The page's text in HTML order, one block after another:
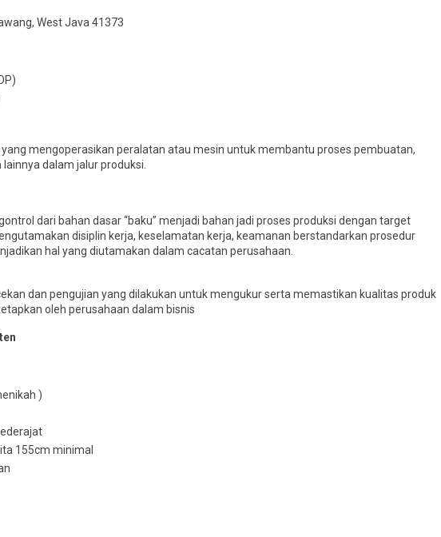
West Java 41373
mengoperasikan peralatan atau mesin untuk membantu proses pembuatan,
dalam jalur produksi.
dari bahan dasar “baku” menjadi bahan jadi proses produksi dengan target
disiplin kerja, keselamatan kerja, keamanan berstandarkan prosedur
hal yang diutamakan dalam cacatan perusahaan.
dan pengujian yang dilakukan untuk mengukur serta memastikan kualitas produk
oleh perusahaan dalam bisnis
)
155cm minimal